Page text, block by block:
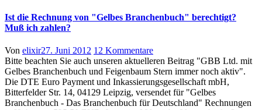
Ist die Rechnung von "Gelbes Branchenbuch" berechtigt?
Muß ich zahlen?
Author
Von elixirPosted
on
27. Juni 2012 12 Kommentarezu
Ist
die
Rechnung
von
"Gelbes
Bitte beachten Sie auch unseren aktuelleren Beitrag "GBB Ltd. mit
Gelbes Branchenbuch und Feigenbaum Stern immer noch aktiv".
Die DTE Euro Payment und Inkassierungsgesellschaft mbH,
Bitterfelder Str. 14, 04129 Leipzig, versendet für "Gelbes
Branchenbuch - Das Branchenbuch für Deutschland" Rechnungen